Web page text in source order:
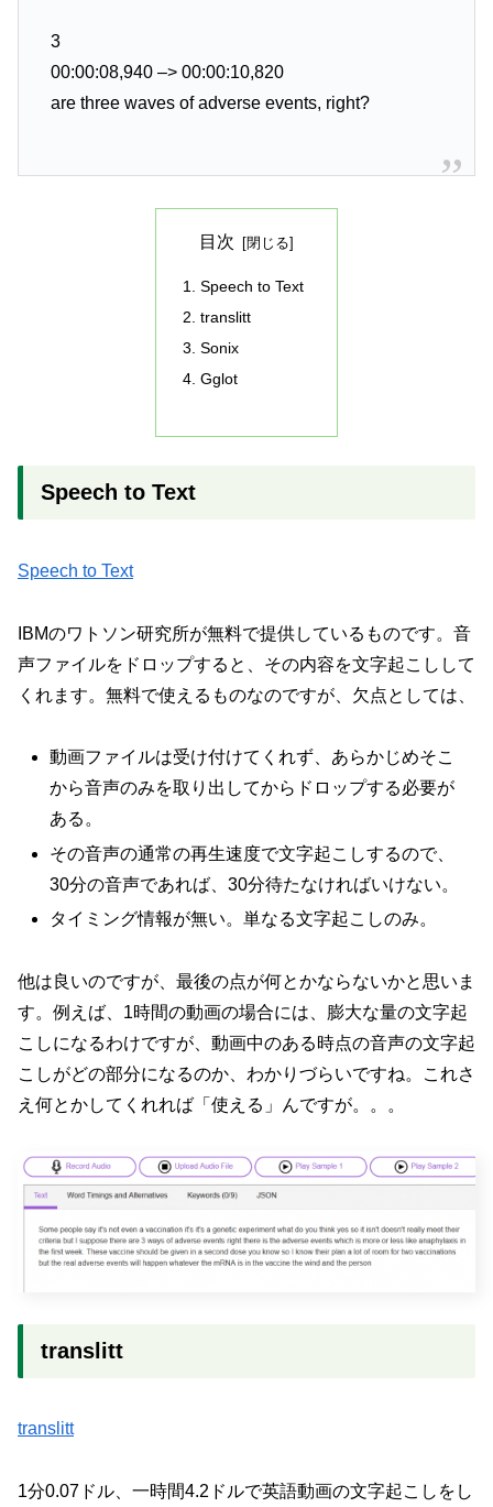
3
00:00:08,940 –> 00:00:10,820
are three waves of adverse events, right?
目次
Speech to Text
translitt
Sonix
Gglot
Speech to Text
Speech to Text
IBMのワトソン研究所が無料で提供しているものです。音
声ファイルをドロップすると、その内容を文字起こしして
くれます。無料で使えるものなのですが、欠点としては、
動画ファイルは受け付けてくれず、あらかじめそこ
から音声のみを取り出してからドロップする必要が
ある。
その音声の通常の再生速度で文字起こしするので、
30分の音声であれば、30分待たなければいけない。
タイミング情報が無い。単なる文字起こしのみ。
他は良いのですが、最後の点が何とかならないかと思いま
す。例えば、1時間の動画の場合には、膨大な量の文字起
こしになるわけですが、動画中のある時点の音声の文字起
こしがどの部分になるのか、わかりづらいですね。これさ
え何とかしてくれれば「使える」んですが。。。
translitt
translitt
1分0.07ドル、一時間4.2ドルで英語動画の文字起こしをし